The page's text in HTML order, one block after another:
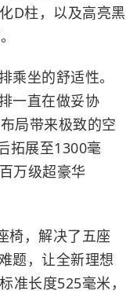
D柱，以及高亮黑
乘坐的舒适性。
一直在做妥协
局带来极致的空
拓展至1300毫
万级超豪华
椅，解决了五座
题，让全新理想
准长度525毫米，